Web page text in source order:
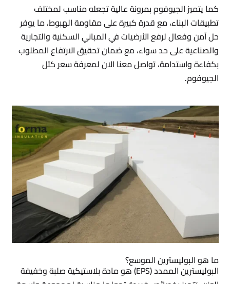
كما يتميز الجيوفوم بمرونة عالية تجعله مناسب لمختلف
تطبيقات البناء، مع قدرة كبيرة على مقاومة الهبوط، ما يوفر
حل آمن وفعال لرفع الأرضيات في المباني السكنية والتجارية
والصناعية على حد سواء، مع ضمان تحقيق الارتفاع المطلوب
بكفاءة واستدامة، تواصل معنا الان لمعرفة سعر كتل
الجيوفوم.
ما هو البوليسترين الموسع؟
البوليسترين الممدد (EPS) هو مادة بلاستيكية صلبة وخفيفة